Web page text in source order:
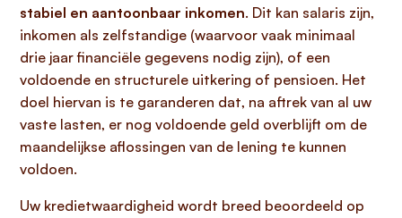
stabiel en aantoonbaar inkomen. Dit kan salaris zijn,
inkomen als zelfstandige (waarvoor vaak minimaal
drie jaar financiële gegevens nodig zijn), of een
voldoende en structurele uitkering of pensioen. Het
doel hiervan is te garanderen dat, na aftrek van al uw
vaste lasten, er nog voldoende geld overblijft om de
maandelijkse aflossingen van de lening te kunnen
voldoen.
Uw kredietwaardigheid wordt breed beoordeeld op